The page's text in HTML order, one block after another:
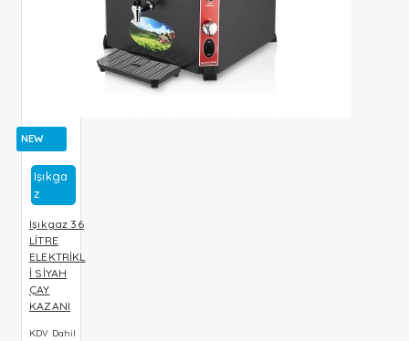
NEW
Işıkga
Z
Işıkgaz 36
LİTRE
ELEKTRİKL
İ SİYAH
ÇAY
KAZANI
KDV Dahil